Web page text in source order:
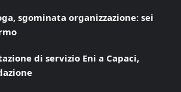
sgominata organizzazione: sei
di servizio Eni a Capaci,